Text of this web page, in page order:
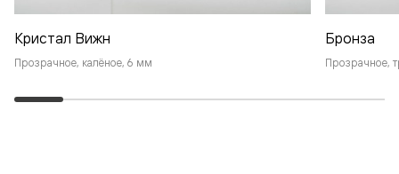
Кристал Вижн
Прозрачное, калёное, 6 мм
Бронза
Прозрачное,